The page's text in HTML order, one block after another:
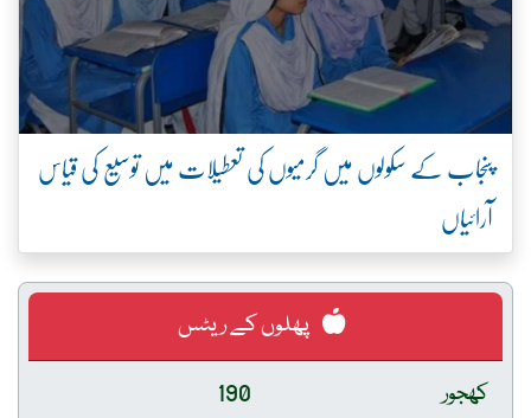
پنجاب کے سکولوں میں گرمیوں کی تعطیلات میں توسیع کی قیاس
آرائیاں
پھلوں کے ریٹس
کھجور
190